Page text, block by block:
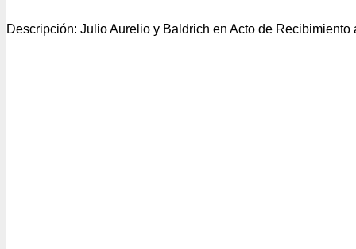
Descripción: Julio Aurelio y Baldrich en Acto de